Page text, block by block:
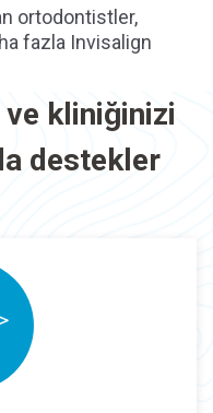
ortodontistler,
fazla Invisalign
ve kliniğinizi
destekler